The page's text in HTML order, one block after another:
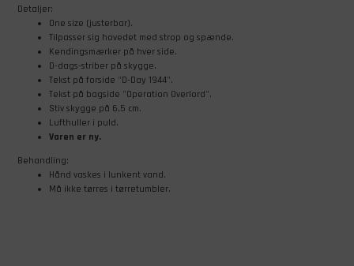
Detaljer:
One size (justerbar).
Tilpasser sig hovedet med strop og spænde.
Kendingsmærker på hver side.
D-dags-striber på skygge.
Tekst på forside "D-Day 1944".
Tekst på bagside "Operation Overlord".
Stiv skygge på 6,5 cm.
Lufthuller i puld.
Varen er ny.
Behandling:
Hånd vaskes i lunkent vand.
Må ikke tørres i tørretumbler.